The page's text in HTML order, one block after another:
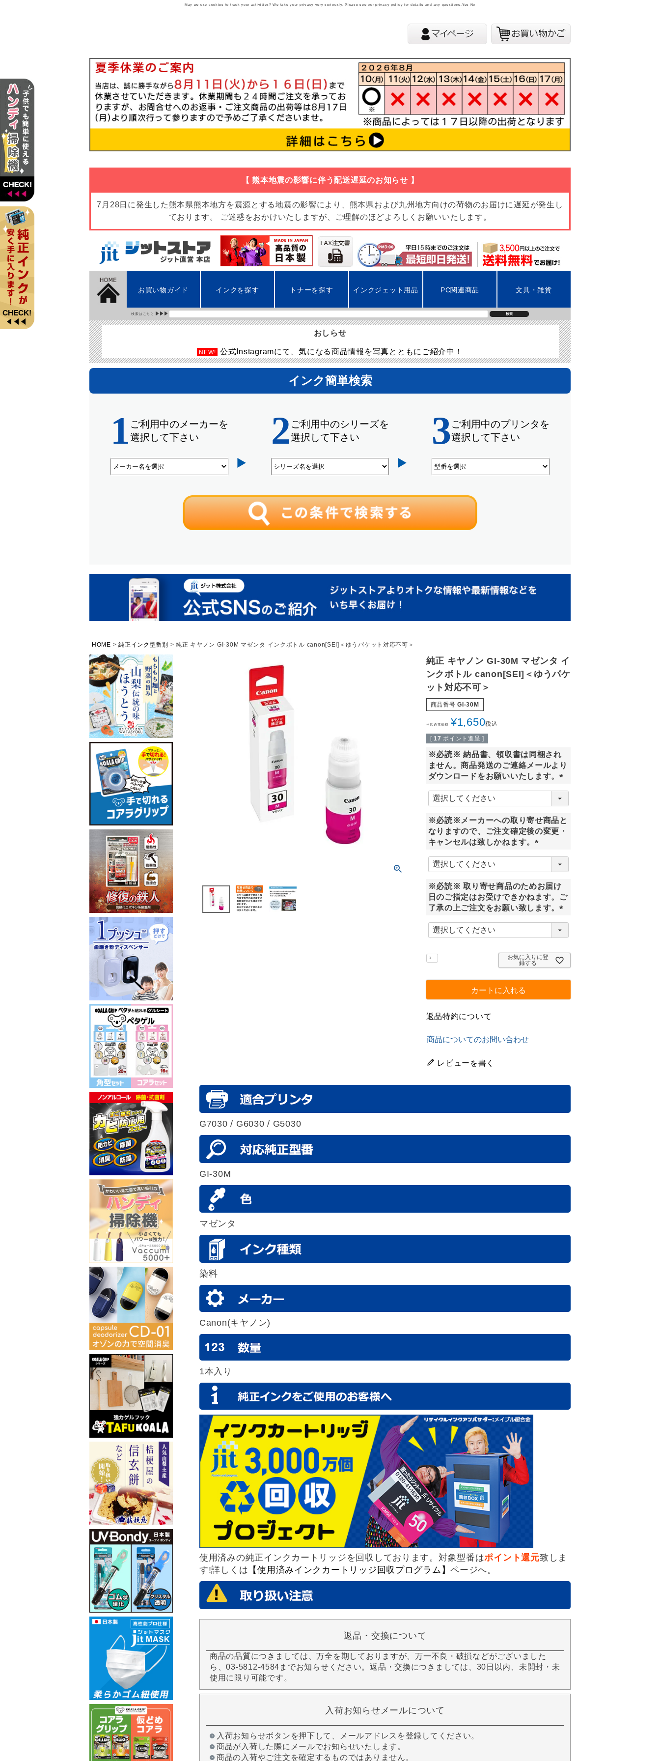
【 熊本地震の影響に伴う配送遅延のお知らせ 】
7月28日に発生した熊本県熊本地方を震源とする地震の影響により、熊本県および九州地方向けの荷物のお届けに遅延が発生し
ております。 ご迷惑をおかけいたしますが、ご理解のほどよろしくお願いいたします。
お買い物ガイド インクを探す トナーを探す インクジェット用品 PC関連商品 文具・雑貨
検索はこちら 検索
おしらせ
NEW! 公式Instagramにて、気になる商品情報を写真とともにご紹介中！
HOME 純正インク型番別 純正 キヤノン GI-30M マゼンタ インクボトル canon[SEI]＜ゆうパケット対応不可＞
純正 キヤノン GI-30M マゼンタ イ
ンクボトル canon[SEI]＜ゆうパケ
ット対応不可＞
商品番号 GI-30M
当店通常価格 ¥1,650税込
[ 17 ポイント進呈 ]
※必読※ 納品書、領収書は同梱され
ません。商品発送のご連絡メールより
ダウンロードをお願いいたします。
(
必
)
※必読※メーカーへの取り寄せ商品と
なりますので、ご注文確定後の変更・
キャンセルは致しかねます。
(
)
※必読※ 取り寄せ商品のためお届け
日のご指定はお受けできかねます。ご
了承の上ご注文をお願い致します。
(
必
)
お気に入りに登
録する
カートに入れる
返品特約について
商品についてのお問い合わせ
レビューを書く
G7030 / G6030 / G5030
GI-30M
マゼンタ
染料
Canon(キヤノン)
1本入り
使用済みの純正インクカートリッジを回収しております。対象型番はポイント還元致しま
す!詳しくは 【使用済みインクカートリッジ回収プログラム】ページへ。
返品・交換について
商品の品質につきましては、万全を期しておりますが、万一不良・破損などがございました
ら、03-5812-4584までお知らせください。返品・交換につきましては、30日以内、未開封・未
使用に限り可能です。
入荷お知らせメールについて
入荷お知らせボタンを押下して、メールアドレスを登録してください。
商品が入荷した際にメールでお知らせいたします。
商品の入荷やご注文を確定するものではありません。
May we use cookies to track your activities? We take your privacy very seriously. Please see our privacy policy for details and any questions.Yes No